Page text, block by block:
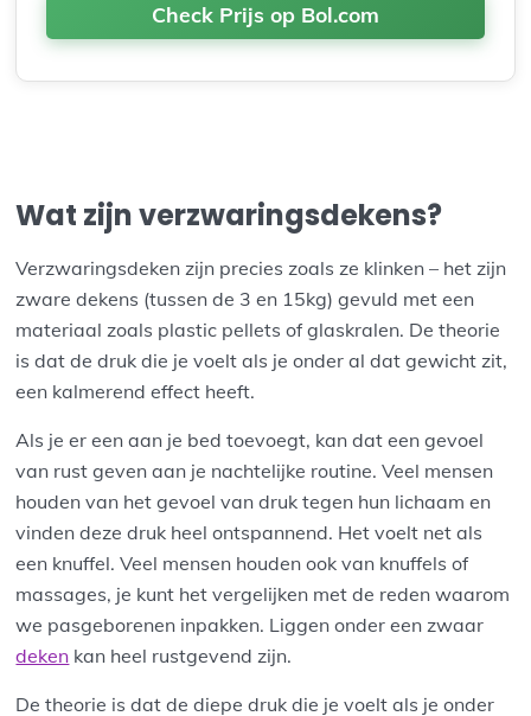
Check Prijs op Bol.com
Wat zijn verzwaringsdekens?
Verzwaringsdeken zijn precies zoals ze klinken – het zijn
zware dekens (tussen de 3 en 15kg) gevuld met een
materiaal zoals plastic pellets of glaskralen. De theorie
is dat de druk die je voelt als je onder al dat gewicht zit,
een kalmerend effect heeft.
Als je er een aan je bed toevoegt, kan dat een gevoel
van rust geven aan je nachtelijke routine. Veel mensen
houden van het gevoel van druk tegen hun lichaam en
vinden deze druk heel ontspannend. Het voelt net als
een knuffel. Veel mensen houden ook van knuffels of
massages, je kunt het vergelijken met de reden waarom
we pasgeborenen inpakken. Liggen onder een zwaar
deken kan heel rustgevend zijn.
De theorie is dat de diepe druk die je voelt als je onder